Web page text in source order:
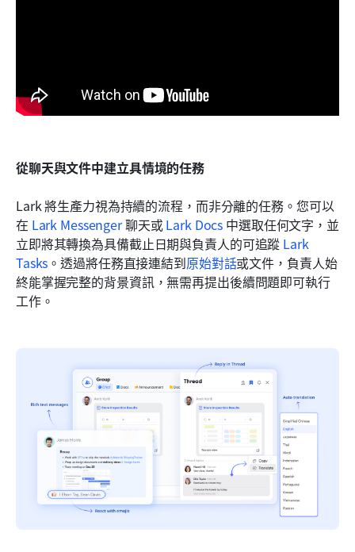
從聊天與文件中建立具情境的任務
Lark 將生產力視為持續的流程，而非分離的任務。您可以
在 Lark Messenger 聊天或 Lark Docs 中選取任何文字，並
立即將其轉換為具備截止日期與負責人的可追蹤 Lark
Tasks 。透過將任務直接連結到原始對話或文件，負責人始
終能掌握完整的背景資訊，無需再提出後續問題即可執行
工作。